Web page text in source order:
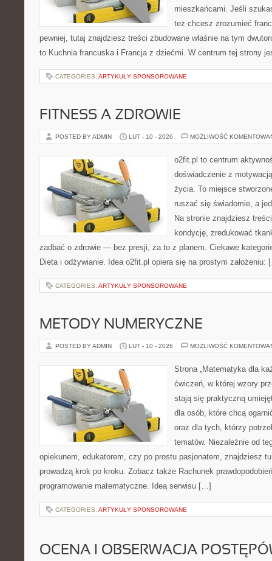
mieszkańcami. Jeśli
też chcesz zrozumieć
pewniej, tutaj znajdziesz treści zbudowane właśnie na tym
to Kuchnia francuska i Francja z dziećmi. W centrum tej strony
CATEGORIES: ARTYKUŁY SPONSOROWANE
FITNESS A ZDROWIE
POSTED BY ADMIN LUT - 10 - 2026 MOŻLIWOŚĆ
o2fit.pl to centrum
doświadczenie z
życia. To miejsce
ruszać się świadomie, a
Na stronie znajdziesz
kondycję, zredukować
zadbać o zdrowie — bez presji, za to z planem. Ciekawe
Dieta i odżywianie. Idea o2fit.pl opiera się na prostym założeniu:
CATEGORIES: ARTYKUŁY SPONSOROWANE
METODY NUMERYCZNE
POSTED BY ADMIN LUT - 10 - 2026 MOŻLIWOŚĆ
Strona „Matematyka dla
ćwiczeń, w której wzory
stają się praktyczną
dla osób, które chcą
oraz dla tych, którzy
tematów. Niezależnie od
opiekunem, edukatorem, czy po prostu pasjonatem, znajdziesz
prowadzą krok po kroku. Zobacz także Rachunek
programowanie matematyczne. Ideą serwisu […]
CATEGORIES: ARTYKUŁY SPONSOROWANE
OCENA I OBSERWACJA